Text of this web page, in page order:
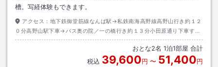
槽。写経体験もできます。
アクセス： 地下鉄御堂筋線なんば駅→私鉄南海高野線高野山行き約１２
０分高野山駅下車→バス奥の院／一の橋行き約１３分小田原通り下車すぐ
前出口→徒歩約１分
おとな2名 1泊1部屋 合計
税込 39,600円 〜 51,400円